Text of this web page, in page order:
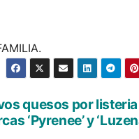
quesos por
‘Pyrenee’ y